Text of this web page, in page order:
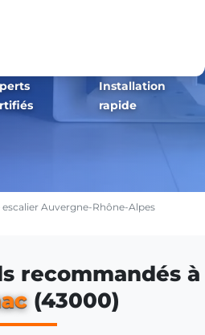
Installation
rapide
escalier Auvergne-Rhône-Alpes
recommandés à
(43000)